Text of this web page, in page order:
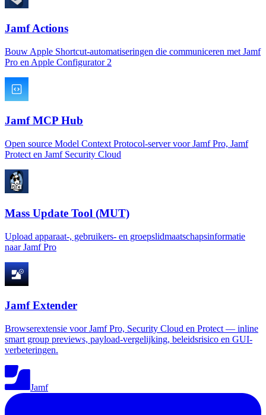
Jamf Actions
Bouw Apple Shortcut-automatiseringen die communiceren met Jamf
Pro en Apple Configurator 2
Jamf MCP Hub
Open source Model Context Protocol-server voor Jamf Pro, Jamf
Protect en Jamf Security Cloud
Mass Update Tool (MUT)
Upload apparaat-, gebruikers- en groepslidmaatschapsinformatie
naar Jamf Pro
Jamf Extender
Browserextensie voor Jamf Pro, Security Cloud en Protect — inline
smart group previews, payload-vergelijking, beleidsrisico en GUI-
verbeteringen.
Jamf